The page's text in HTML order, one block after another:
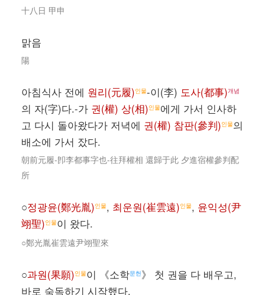
十八日 甲申
맑음
陽
아침식사 전에 원리(元履)인물-이(李) 도사(都事)개념
의 자(字)다.-가 권(權) 상(相)인물에게 가서 인사하
고 다시 돌아왔다가 저녁에 권(權) 참판(參判)인물의
배소에 가서 잤다.
朝前元履-卽李都事字也-往拜權相 還歸于此 夕進宿權參判配
所
○정광윤(鄭光胤)인물, 최운원(崔雲遠)인물, 윤익성(尹
翊聖)인물이 왔다.
○鄭光胤崔雲遠尹翊聖來
○과원(果願)인물이 《소학문헌》 첫 권을 다 배우고,
바로 숙독하기 시작했다.